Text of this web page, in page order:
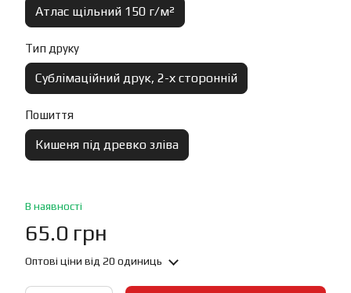
Атлас щільний 150 г/м²
Тип друку
Сублімаційний друк, 2-х сторонній
Пошиття
Кишеня під древко зліва
В наявності
65.0 грн
Оптові ціни від 20 одиниць